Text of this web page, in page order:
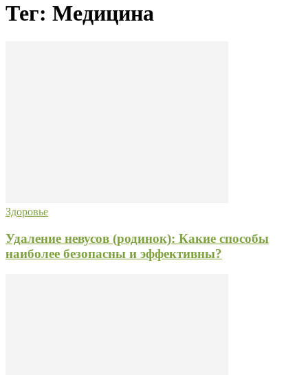
Тег: Медицина
Здоровье
Удаление невусов (родинок): Какие способы
наиболее безопасны и эффективны?